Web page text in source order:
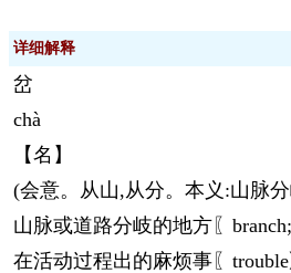
详细解释
岔
chà
【名】
(会意。从山,从分。本义:山脉
山脉或道路分岐的地方〖
在活动过程出的麻烦事〖